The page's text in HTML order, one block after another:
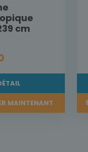
cm
MAINTENANT